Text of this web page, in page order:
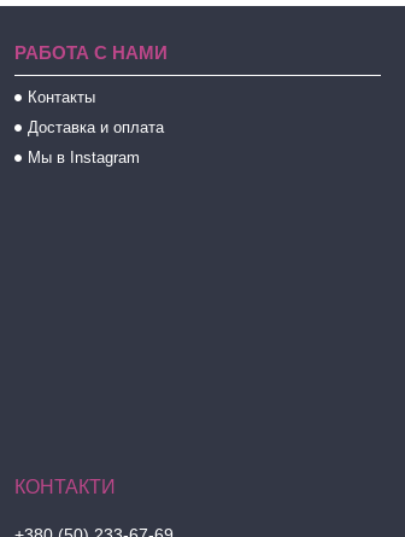
РАБОТА С НАМИ
Контакты
Доставка и оплата
Мы в Instagram